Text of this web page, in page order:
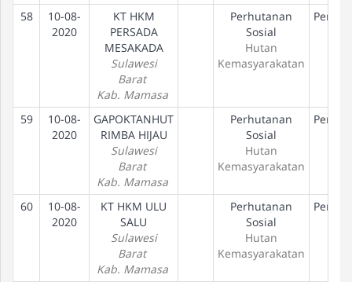
58
10-08-
2020
KT HKM
PERSADA
MESAKADA
Sulawesi
Barat
Kab. Mamasa
Perhutanan
Sosial
Hutan
Kemasyarakatan
59
10-08-
2020
GAPOKTANHUT
RIMBA HIJAU
Sulawesi
Barat
Kab. Mamasa
Perhutanan
Sosial
Hutan
Kemasyarakatan
60
10-08-
2020
KT HKM ULU
SALU
Sulawesi
Barat
Kab. Mamasa
Perhutanan
Sosial
Hutan
Kemasyarakatan